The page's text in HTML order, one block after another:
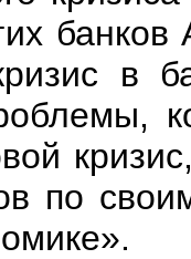
в
по